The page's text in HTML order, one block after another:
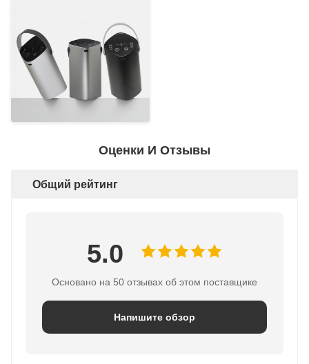
Оценки И Отзывы
Общий рейтинг
5.0
Основано на 50 отзывах об этом поставщике
Напишите обзор